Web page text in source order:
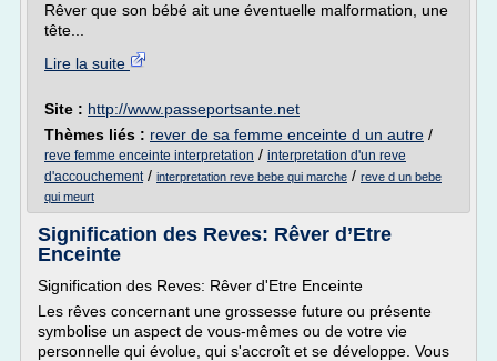
Rêver que son bébé ait une éventuelle malformation, une
tête...
Lire la suite
Site : http://www.passeportsante.net
Thèmes liés : rever de sa femme enceinte d un autre /
reve femme enceinte interpretation / interpretation d'un reve
d'accouchement/ interpretation reve bebe qui marche / reve d un bebe
qui meurt
Signification des Reves: Rêver d’Etre
Enceinte
Signification des Reves: Rêver d'Etre Enceinte
Les rêves concernant une grossesse future ou présente
symbolise un aspect de vous-mêmes ou de votre vie
personnelle qui évolue, qui s'accroît et se développe. Vous